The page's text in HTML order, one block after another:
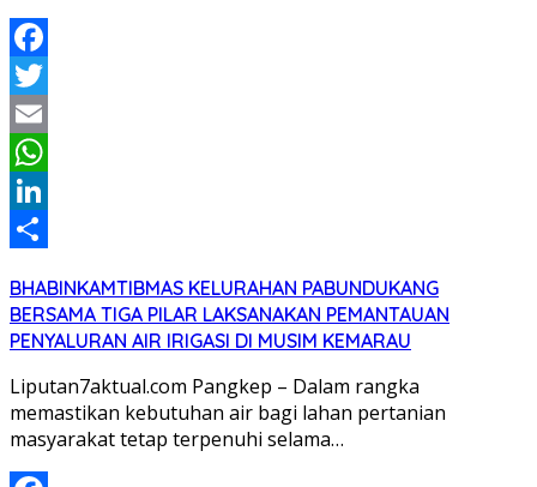
Facebook
Twitter
Email
WhatsApp
LinkedIn
BHABINKAMTIBMAS KELURAHAN PABUNDUKANG
BERSAMA TIGA PILAR LAKSANAKAN PEMANTAUAN
PENYALURAN AIR IRIGASI DI MUSIM KEMARAU
Liputan7aktual.com Pangkep – Dalam rangka
memastikan kebutuhan air bagi lahan pertanian
masyarakat tetap terpenuhi selama…